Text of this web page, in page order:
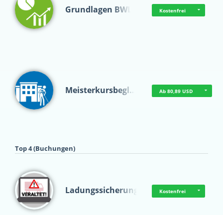
Grundlagen BWL Kostenfrei
Meisterkursbegl… Ab 80,89 USD
Top 4 (Buchungen)
Ladungssicherung Kostenfrei